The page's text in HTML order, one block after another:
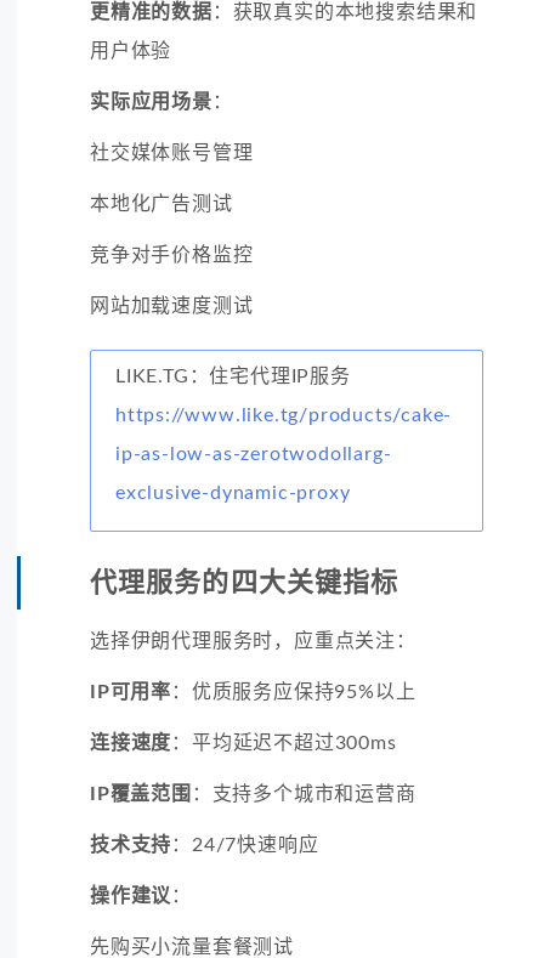
更精准的数据 ：获取真实的本地搜索结果和
用户体验
实际应用场景 ：
社交媒体账号管理
本地化广告测试
竞争对手价格监控
网站加载速度测试
LIKE.TG：住宅代理IP服务
https://www.like.tg/products/cake-
ip-as-low-as-zerotwodollarg-
exclusive-dynamic-proxy
代理服务的四大关键指标
选择伊朗代理服务时，应重点关注：
IP可用率 ：优质服务应保持95%以上
连接速度 ：平均延迟不超过300ms
IP覆盖范围 ：支持多个城市和运营商
技术支持 ：24/7快速响应
操作建议 ：
先购买小流量套餐测试